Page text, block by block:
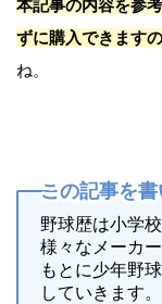
本記事の内容を参
ずに購入できます
ね。
この記事を
野球歴は小学
様々なメーカ
もとに少年野
していきます。